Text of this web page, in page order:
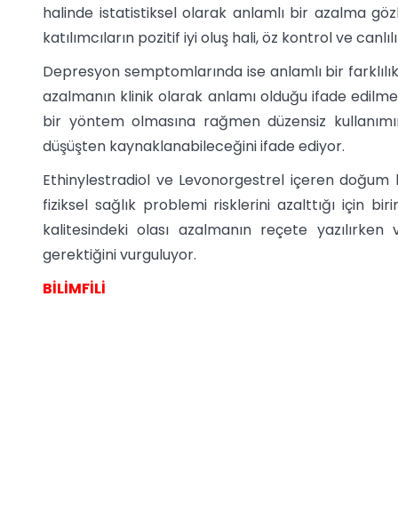
halinde istatistiksel olarak anlamlı bir azalma
katılımcıların pozitif iyi oluş hali, öz kontrol ve
Depresyon semptomlarında ise anlamlı bir
azalmanın klinik olarak anlamı olduğu ifade
bir yöntem olmasına rağmen düzensiz
düşüşten kaynaklanabileceğini ifade ediyor.
Ethinylestradiol ve Levonorgestrel içeren
fiziksel sağlık problemi risklerini azalttığı için
kalitesindeki olası azalmanın reçete
gerektiğini vurguluyor.
BİLİMFİLİ